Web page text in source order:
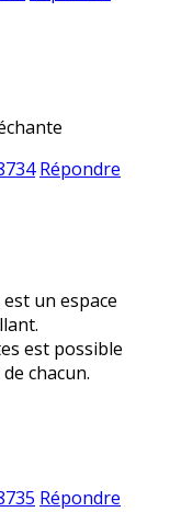
Répondre
un espace
est possible
chacun.
Répondre